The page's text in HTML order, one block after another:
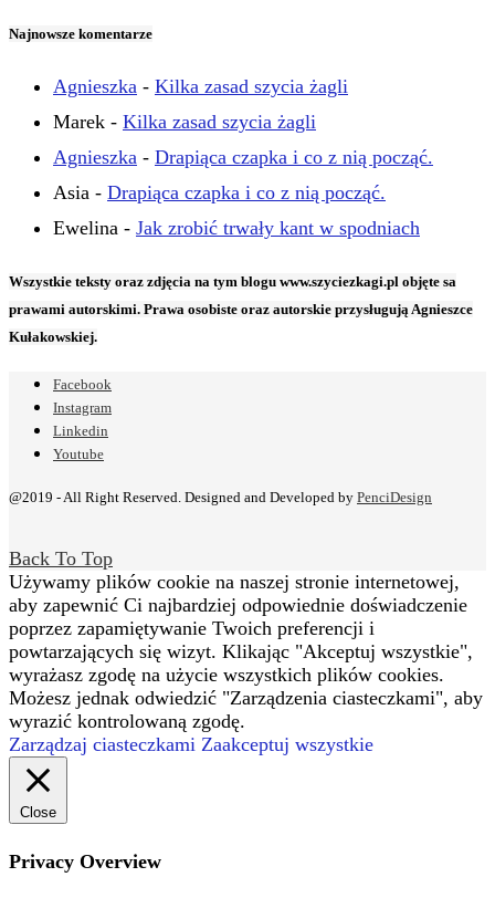
Najnowsze komentarze
Agnieszka - Kilka zasad szycia żagli
Marek - Kilka zasad szycia żagli
Agnieszka - Drapiąca czapka i co z nią począć.
Asia - Drapiąca czapka i co z nią począć.
Ewelina - Jak zrobić trwały kant w spodniach
Wszystkie teksty oraz zdjęcia na tym blogu www.szyciezkagi.pl objęte sa
prawami autorskimi. Prawa osobiste oraz autorskie przysługują Agnieszce
Kułakowskiej.
Facebook
Instagram
Linkedin
Youtube
@2019 - All Right Reserved. Designed and Developed by PenciDesign
Back To Top
Używamy plików cookie na naszej stronie internetowej,
aby zapewnić Ci najbardziej odpowiednie doświadczenie
poprzez zapamiętywanie Twoich preferencji i
powtarzających się wizyt. Klikając "Akceptuj wszystkie",
wyrażasz zgodę na użycie wszystkich plików cookies.
Możesz jednak odwiedzić "Zarządzenia ciasteczkami", aby
wyrazić kontrolowaną zgodę.
Zarządzaj ciasteczkami Zaakceptuj wszystkie
Close
Privacy Overview